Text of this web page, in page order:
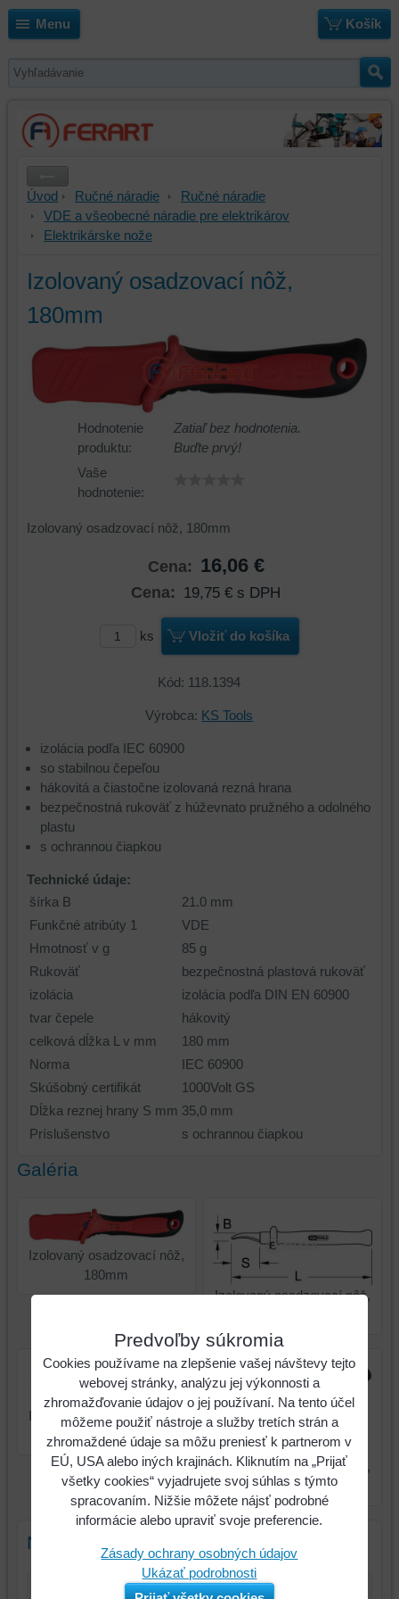
Menu Košík
Úvod Ručné náradie
Ručné náradie
VDE a všeobecné náradie pre elektrikárov
Elektrikárske nože
Izolovaný osadzovací nôž,
180mm
Hodnotenie
produktu:
Zatiaľ bez hodnotenia.
Buďte prvý!
Vaše
hodnotenie:
Izolovaný osadzovací nôž, 180mm
Cena: 16,06 €
Cena: 19,75 € s DPH
ks Vložiť do košíka
Kód: 118.1394
Výrobca: KS Tools
izolácia podľa IEC 60900
so stabilnou čepeľou
hákovitá a čiastočne izolovaná rezná hrana
bezpečnostná rukoväť z húževnato pružného a odolného
plastu
s ochrannou čiapkou
Technické údaje:
šírka B
21.0 mm
Funkčné atribúty 1
VDE
Hmotnosť v g
85 g
Rukoväť
bezpečnostná plastová rukoväť
izolácia
izolácia podľa DIN EN 60900
tvar čepele
hákovitý
celková dĺžka L v mm
180 mm
Norma
IEC 60900
Skúšobný certifikát
1000Volt GS
Dĺžka reznej hrany S mm 35,0 mm
Príslušenstvo
s ochrannou čiapkou
Galéria
Izolovaný osadzovací nôž,
180mm
Izolovaný osadzovací nôž,
Izolovaný osadzovací nôž,
180mm
Izolovaný osadzovací nôž,
180mm
Nový komentár
Predvoľby súkromia
Cookies používame na zlepšenie vašej návštevy tejto
webovej stránky, analýzu jej výkonnosti a
zhromažďovanie údajov o jej používaní. Na tento účel
môžeme použiť nástroje a služby tretích strán a
zhromaždené údaje sa môžu preniesť k partnerom v
EÚ, USA alebo iných krajinách. Kliknutím na „Prijať
všetky cookies“ vyjadrujete svoj súhlas s týmto
spracovaním. Nižšie môžete nájsť podrobné
informácie alebo upraviť svoje preferencie.
Zásady ochrany osobných údajov
Ukázať podrobnosti